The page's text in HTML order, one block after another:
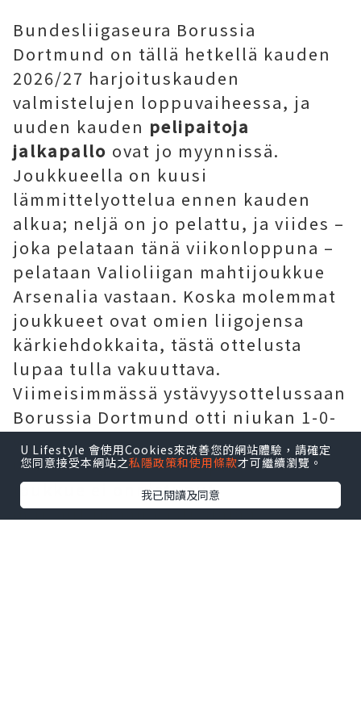
Bundesliigaseura Borussia
Dortmund on tällä hetkellä kauden
2026/27 harjoituskauden
valmistelujen loppuvaiheessa, ja
uuden kauden pelipaitoja
jalkapallo ovat jo myynnissä.
Joukkueella on kuusi
lämmittelyottelua ennen kauden
alkua; neljä on jo pelattu, ja viides –
joka pelataan tänä viikonloppuna –
pelataan Valioliigan mahtijoukkue
Arsenalia vastaan. Koska molemmat
joukkueet ovat omien liigojensa
kärkiehdokkaita, tästä ottelusta
lupaa tulla vakuuttava.
Viimeisimmässä ystävyysottelussaan
Borussia Dortmund otti niukan 1-0-
voiton, vaikka ottelussa ilmeni myös
useita ongelmia. Kumpikaan
joukkue ei onnistunut
murtautumaan vastustajan
U Lifestyle 會使用Cookies來改善您的網站體驗，請確定
您同意接受本網站之私隱政策和使用條款才可繼續瀏覽。
我已閱讀及同意